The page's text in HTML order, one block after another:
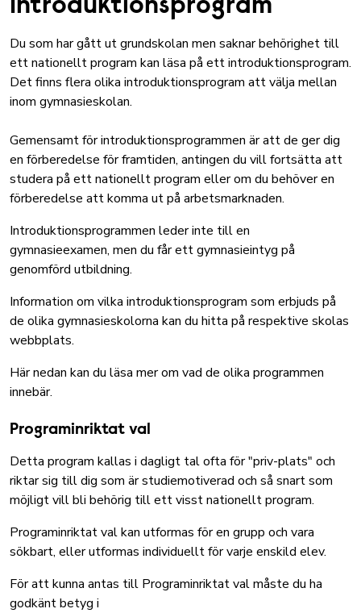
Introduktionsprogram
Du som har gått ut grundskolan men saknar behörighet till
ett nationellt program kan läsa på ett introduktionsprogram.
Det finns flera olika introduktionsprogram att välja mellan
inom gymnasieskolan.
Gemensamt för introduktionsprogrammen är att de ger dig
en förberedelse för framtiden, antingen du vill fortsätta att
studera på ett nationellt program eller om du behöver en
förberedelse att komma ut på arbetsmarknaden.
Introduktionsprogrammen leder inte till en
gymnasieexamen, men du får ett gymnasieintyg på
genomförd utbildning.
Information om vilka introduktionsprogram som erbjuds på
de olika gymnasieskolorna kan du hitta på respektive skolas
webbplats.
Här nedan kan du läsa mer om vad de olika programmen
innebär.
Programinriktat val
Detta program kallas i dagligt tal ofta för "priv-plats" och
riktar sig till dig som är studiemotiverad och så snart som
möjligt vill bli behörig till ett visst nationellt program.
Programinriktat val kan utformas för en grupp och vara
sökbart, eller utformas individuellt för varje enskild elev.
För att kunna antas till Programinriktat val måste du ha
godkänt betyg i